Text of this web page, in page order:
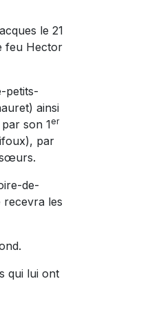
le 21
feu Hector
petits-
ainsi
son 1er
par
de-
recevra les
qui lui ont